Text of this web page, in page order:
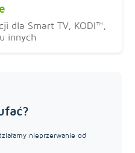
dla Smart TV, KODI™,
innych
nieprzerwanie od